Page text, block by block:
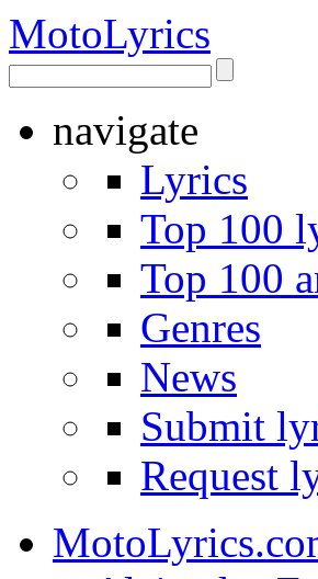
MotoLyrics
navigate
Lyrics
Top 100
Top 100
Genres
News
Submit
Request